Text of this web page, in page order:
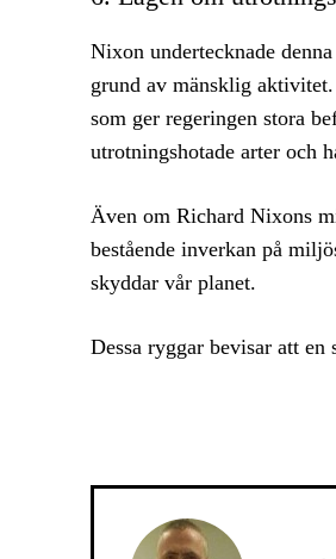
Nixon undertecknade
grund av mänsklig
som ger regeringen stora
utrotningshotade arter och
Även om Richard Nixons
bestående inverkan på
skyddar vår planet.
Dessa ryggar bevisar att